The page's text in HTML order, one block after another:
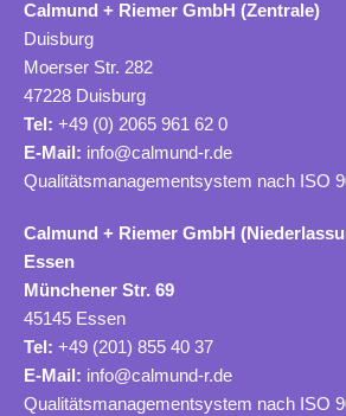
Calmund + Riemer GmbH (Zentrale)
Duisburg
Moerser Str. 282
47228 Duisburg
Tel: +49 (0) 2065 961 62 0
E-Mail: info@calmund-r.de
Qualitätsmanagementsystem nach ISO
Calmund + Riemer GmbH
Essen
Münchener Str. 69
45145 Essen
Tel: +49 (201) 855 40 37
E-Mail: info@calmund-r.de
Qualitätsmanagementsystem nach ISO